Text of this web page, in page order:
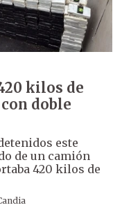
kilos de
doble
este
de un camión
420 kilos de